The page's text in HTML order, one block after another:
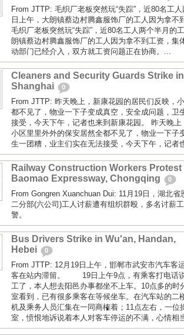
From JTTP: 毛织厂老板突然玩“失踪”，近80名工
日上午，大朗镇蔡边村腾鑫服饰厂的工人因为拿不
毛织厂老板突然玩“失踪”，近80名工人两个半月的
朗镇蔡边村腾鑫服饰厂的工人因为拿不到工资，集
动部门已经介入，双方就工资问题正在协商。...
Cleaners and Security Guards Strike in
Shanghai
0
From JTTP: 昨天晚上，新康花园的居民们反映，
都不见了，物业一下子变成真空，安全成问题，卫
接受，今天下午，记者也来到新康花园。 昨天晚
小区里里外外的保安居然全都不见了，物业一下子
生一团糟，业主们实在无法接受，今天下午，记者
Railway Construction Workers Protest
Baomao Expressway, Chongqing
0
From Gongren Xuanchuan Dui: 11月19日，湖北
二分部(六公司)工人讨薪遭有组织群殴，多名讨薪
警。
Bus Drivers Strike in Wu'an, Handan,
Hebei
0
From JTTP: 12月19日上午，邯郸市武安市汽车客
客在站内滞留。 19日上午9点，有乘客打电话
工了，本人想去阳邑办事都坐不上车。10点多的时
室看到，已有很多乘客在等候坐车。在汽车站的二
机及乘务人员汇集在一同商榷着；11点左右，一位
室，愤恨地诉说着本人对客车停运的不满，心情相